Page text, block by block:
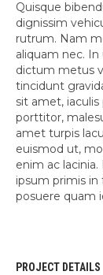
Quisque
dignissim
rutrum. Nam
aliquam nec.
dictum metus
tincidunt
sit amet,
porttitor,
amet turpis
euismod ut,
enim ac
ipsum primis in
posuere quam
PROJECT DETAILS